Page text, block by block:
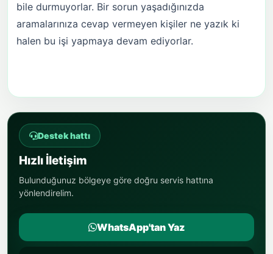
bile durmuyorlar. Bir sorun yaşadığınızda
aramalarınıza cevap vermeyen kişiler ne yazık ki
halen bu işi yapmaya devam ediyorlar.
Destek hattı
Hızlı İletişim
Bulunduğunuz bölgeye göre doğru servis hattına
yönlendirelim.
WhatsApp'tan Yaz